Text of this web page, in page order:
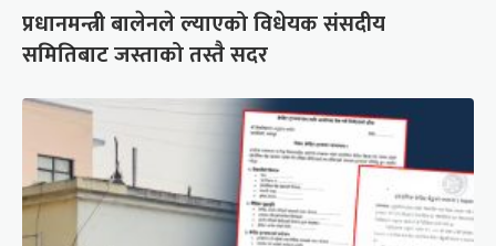
प्रधानमन्त्री बालेनले ल्याएको विधेयक संसदीय
समितिबाट जस्ताको तस्तै सदर